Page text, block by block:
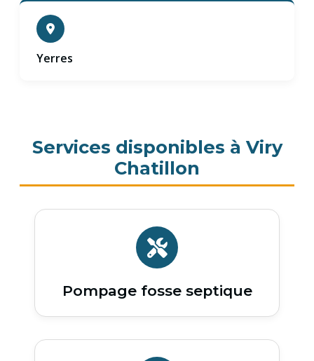
Yerres
Services disponibles à Viry
Chatillon
Pompage fosse septique